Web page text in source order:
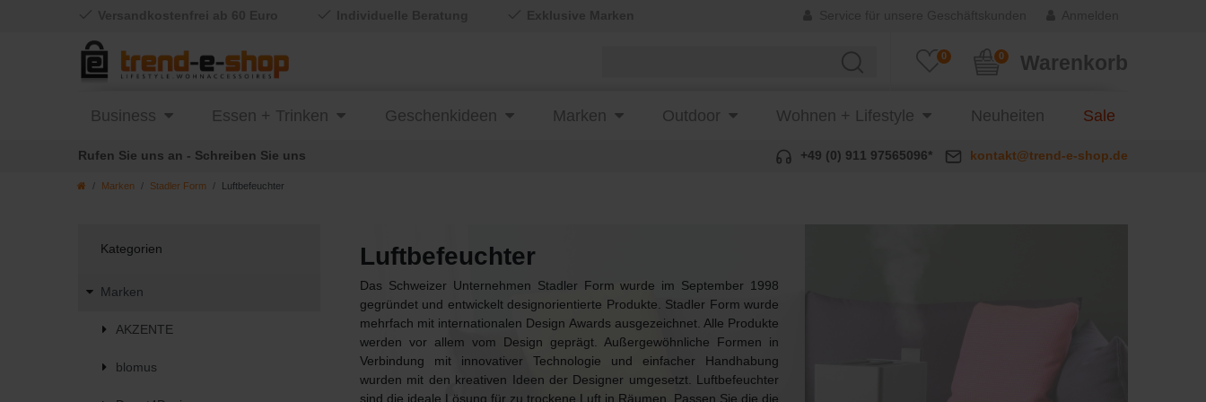
Marken Stadler Form Luftbefeuchter
0 Warenkorb
0
Business Essen + Trinken Geschenkideen Marken Outdoor Wohnen + Lifestyle Neuheiten Sale
Rufen Sie uns an - Schreiben Sie uns +49 (0) 911 97565096* kontakt@trend-e-shop.de
Kategorien
Marken
AKZENTE
blomus
Luftbefeuchter
Das Schweizer Unternehmen Stadler Form wurde im September 1998
gegründet und entwickelt designorientierte Produkte. Stadler Form wurde
mehrfach mit internationalen Design Awards ausgezeichnet. Alle Produkte
werden vor allem vom Design geprägt. Außergewöhnliche Formen in
Verbindung mit innovativer Technologie und einfacher Handhabung
wurden mit den kreativen Ideen der Designer umgesetzt. Luftbefeuchter
sind die ideale Lösung für zu trockene Luft in Räumen. Passen Sie die die